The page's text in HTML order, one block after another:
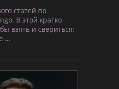
статей по
В этой кратко
взять и свериться:
…